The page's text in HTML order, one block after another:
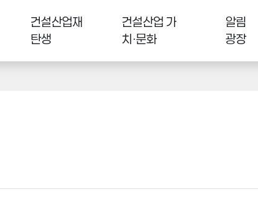
건설산업재
탄생
건설산업 가
치·문화
알림
광장